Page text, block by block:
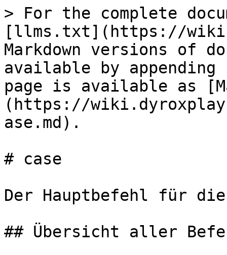
> For the complete
[llms.txt](https://
Markdown versions of
available by
page is available as
(https://
ase.md).
# case
Der Hauptbefehl für
## Übersicht aller